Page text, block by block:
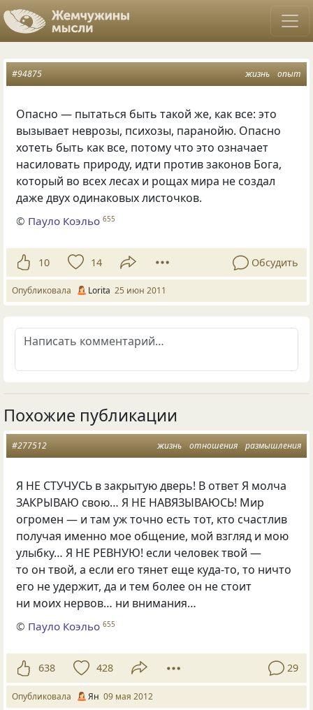
жизнь опыт
#94875
Опасно — пытаться быть такой же, как все: это
вызывает неврозы, психозы, паранойю. Опасно
хотеть быть как все, потому что это означает
насиловать природу, идти против законов Бога,
который во всех лесах и рощах мира не создал
даже двух одинаковых листочков.
© Пауло Коэльо 655
10 14 Обсудить
Опубликовала Lorita 25 июн 2011
Похожие публикации
жизнь отношения размышления
#277512
Я НЕ СТУЧУСЬ в закрытую дверь! В ответ Я молча
ЗАКРЫВАЮ свою… Я НЕ НАВЯЗЫВАЮСЬ! Мир
огромен — и там уж точно есть тот, кто счастлив
получая именно мое общение, мой взгляд и мою
улыбку… Я НЕ РЕВНУЮ! если человек твой —
то он твой, а если его тянет еще куда-то, то ничто
его не удержит, да и тем более он не стоит
ни моих нервов… ни внимания…
© Пауло Коэльо 655
638 428 29
Опубликовала Ян 09 мая 2012